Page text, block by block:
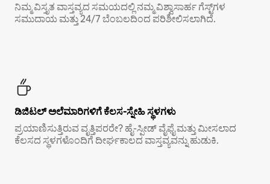
ನಿಮ್ಮ ವಿಸ್ತೃತ ವಾಸ್ತವ್ಯದ ಸಮಯದಲ್ಲಿ ನಮ್ಮ ವಿಶ್ವಾಸಾರ್ಹ ಗೆಸ್ಟ್‌ಗಳ
ಸಮುದಾಯ ಮತ್ತು 24/7 ಬೆಂಬಲದಿಂದ ಪರಿಶೀಲಿಸಲಾಗಿದೆ.
ಡಿಜಿಟಲ್ ಅಲೆಮಾರಿಗಳಿಗೆ ಕೆಲಸ-ಸ್ನೇಹಿ ಸ್ಥಳಗಳು
ಪ್ರಯಾಣಿಸುತ್ತಿರುವ ವೃತ್ತಿಪರರೇ? ಹೈ-ಸ್ಪೀಡ್ ವೈಫೈ ಮತ್ತು ಮೀಸಲಾದ
ಕೆಲಸದ ಸ್ಥಳಗಳೊಂದಿಗೆ ದೀರ್ಘಕಾಲದ ವಾಸ್ತವ್ಯವನ್ನು ಹುಡುಕಿ.